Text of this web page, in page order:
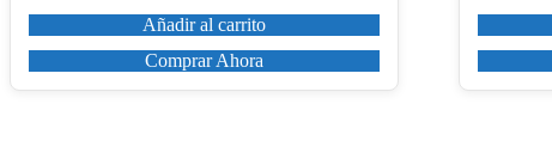
Añadir al carrito
Comprar Ahora